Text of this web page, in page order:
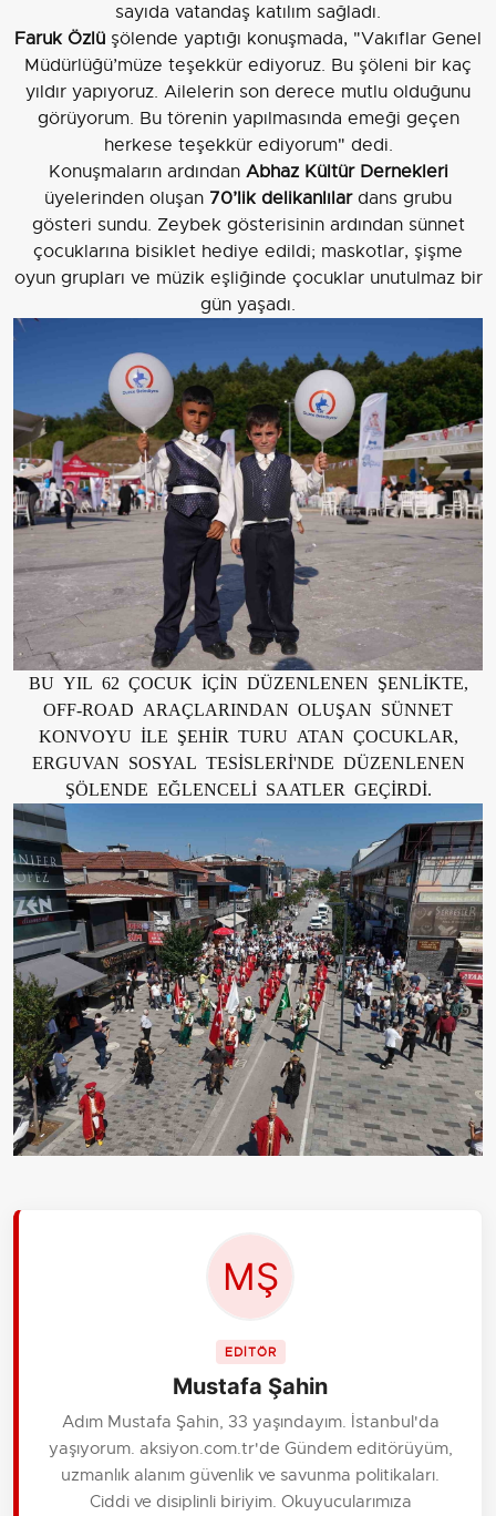
sayıda vatandaş katılım sağladı.
Faruk Özlü şölende yaptığı konuşmada, "Vakıflar Genel
Müdürlüğü’müze teşekkür ediyoruz. Bu şöleni bir kaç
yıldır yapıyoruz. Ailelerin son derece mutlu olduğunu
görüyorum. Bu törenin yapılmasında emeği geçen
herkese teşekkür ediyorum" dedi.
Konuşmaların ardından Abhaz Kültür Dernekleri
üyelerinden oluşan 70’lik delikanlılardans grubu
gösteri sundu. Zeybek gösterisinin ardından sünnet
çocuklarına bisiklet hediye edildi; maskotlar, şişme
oyun grupları ve müzik eşliğinde çocuklar unutulmaz bir
gün yaşadı.
BU YIL 62 ÇOCUK İÇİN DÜZENLENEN ŞENLİKTE,
OFF-ROAD ARAÇLARINDAN OLUŞAN SÜNNET
KONVOYU İLE ŞEHİR TURU ATAN ÇOCUKLAR,
ERGUVAN SOSYAL TESİSLERİ'NDE DÜZENLENEN
ŞÖLENDE EĞLENCELİ SAATLER GEÇİRDİ.
EDİTÖR
Mustafa Şahin
Adım Mustafa Şahin, 33 yaşındayım. İstanbul'da
yaşıyorum. aksiyon.com.tr'de Gündem editörüyüm,
uzmanlık alanım güvenlik ve savunma politikaları.
Ciddi ve disiplinli biriyim. Okuyucularımıza